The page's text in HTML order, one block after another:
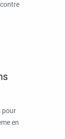
pour
en